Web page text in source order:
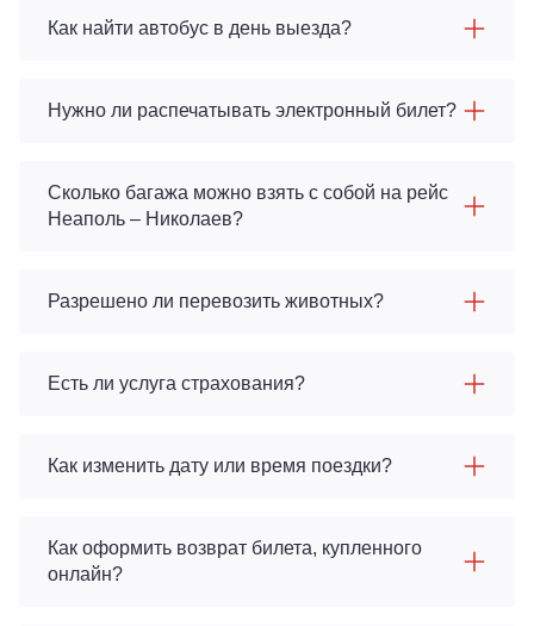
Как найти автобус в день выезда?
Нужно ли распечатывать электронный билет?
Сколько багажа можно взять с собой на рейс
Неаполь – Николаев?
Разрешено ли перевозить животных?
Есть ли услуга страхования?
Как изменить дату или время поездки?
Как оформить возврат билета, купленного
онлайн?